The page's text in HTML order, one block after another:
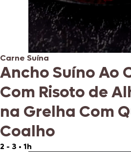
Carne Suína
Ancho Suíno Ao
Com Risoto de
na Grelha Com
Coalho
2 - 3 • 1h